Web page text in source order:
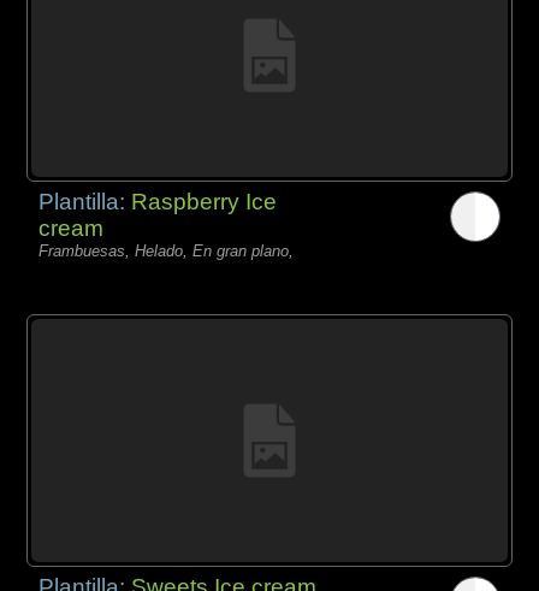
Plantilla: Raspberry Ice
cream
Frambuesas, Helado, En gran plano,